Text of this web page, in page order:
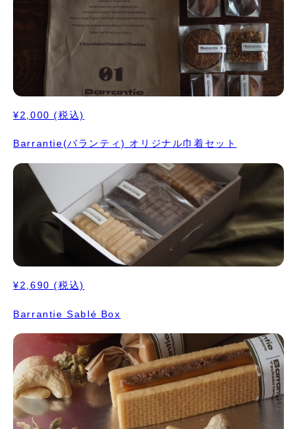
¥2,000 (税込)
Barrantie(バランティ) オリジナル巾着セット
¥2,690 (税込)
Barrantie Sablé Box